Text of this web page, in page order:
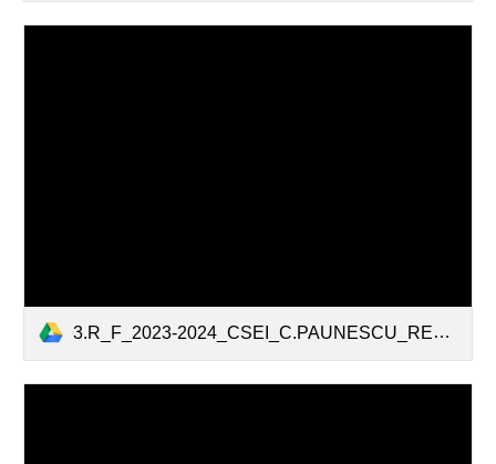
3.R_F_2023-2024_CSEI_C.PAUNESCU_RECAS.pdf